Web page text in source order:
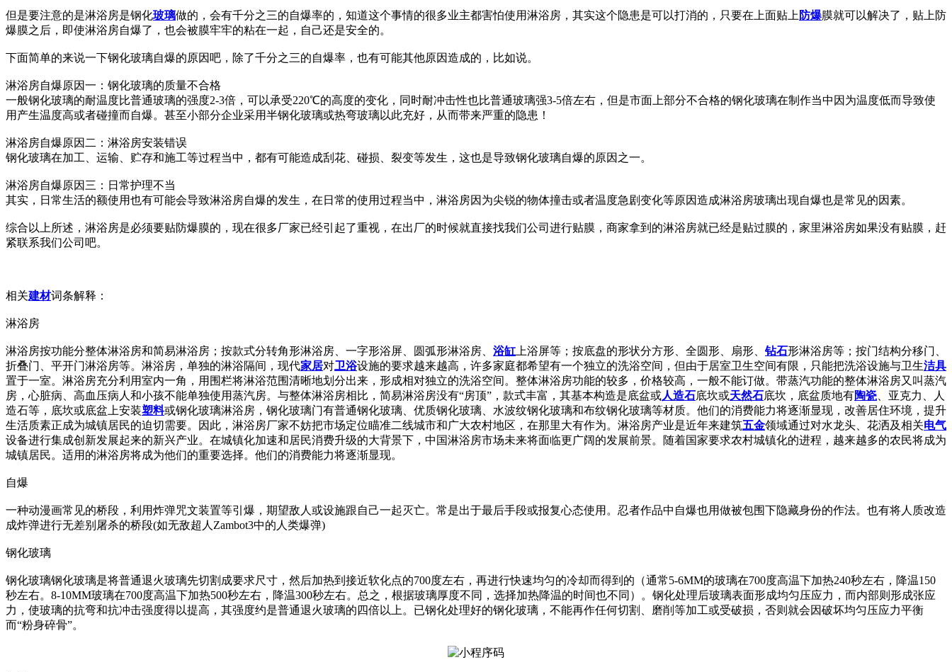
但是要注意的是淋浴房是钢化玻璃做的，会有千分之三的自爆率的，知道这个事情的很多业主都害怕使用淋浴房，其实这个隐患是可以打消的，只要在上面贴上 防爆膜就可以解决了，贴上防
爆膜之后，即使淋浴房自爆了，也会被膜牢牢的粘在一起，自己还是安全的。
下面简单的来说一下钢化玻璃自爆的原因吧，除了千分之三的自爆率，也有可能其他原因造成的，比如说。
淋浴房自爆原因一：钢化玻璃的质量不合格
一般钢化玻璃的耐温度比普通玻璃的强度2-3倍，可以承受220℃的高度的变化，同时耐冲击性也比普通玻璃强3-5倍左右，但是市面上部分不合格的钢化玻璃在制作当中因为温度低而导致使
用产生温度高或者碰撞而自爆。甚至小部分企业采用半钢化玻璃或热弯玻璃以此充好，从而带来严重的隐患！
淋浴房自爆原因二：淋浴房安装错误
钢化玻璃在加工、运输、贮存和施工等过程当中，都有可能造成刮花、碰损、裂变等发生，这也是导致钢化玻璃自爆的原因之一。
淋浴房自爆原因三：日常护理不当
其实，日常生活的额使用也有可能会导致淋浴房自爆的发生，在日常的使用过程当中，淋浴房因为尖锐的物体撞击或者温度急剧变化等原因造成淋浴房玻璃出现自爆也是常见的因素。
综合以上所述，淋浴房是必须要贴防爆膜的，现在很多厂家已经引起了重视，在出厂的时候就直接找我们公司进行贴膜，商家拿到的淋浴房就已经是贴过膜的，家里淋浴房如果没有贴膜，赶
紧联系我们公司吧。
相关建材词条解释：
淋浴房
淋浴房按功能分整体淋浴房和简易淋浴房；按款式分转角形淋浴房、一字形浴屏、圆弧形淋浴房、 浴缸 上浴屏等；按底盘的形状分方形、全圆形、扇形、钻石形淋浴房等；按门结构分移门、
折叠门、平开门淋浴房等。淋浴房，单独的淋浴隔间，现代家居对卫浴设施的要求越来越高，许多家庭都希望有一个独立的洗浴空间，但由于居室卫生空间有限，只能把洗浴设施与卫生洁具
置于一室。淋浴房充分利用室内一角，用围栏将淋浴范围清晰地划分出来，形成相对独立的洗浴空间。整体淋浴房功能的较多，价格较高，一般不能订做。带蒸汽功能的整体淋浴房又叫蒸汽
房，心脏病、高血压病人和小孩不能单独使用蒸汽房。与整体淋浴房相比，简易淋浴房没有“房顶”，款式丰富，其基本构造是底盆或人造石底坎或天然石底坎，底盆质地有陶瓷 、亚克力、人
造石等，底坎或底盆上安装塑料或钢化玻璃淋浴房，钢化玻璃门有普通钢化玻璃、优质钢化玻璃、水波纹钢化玻璃和布纹钢化玻璃等材质。他们的消费能力将逐渐显现，改善居住环境，提升
生活质素正成为城镇居民的迫切需要。因此，淋浴房厂家不妨把市场定位瞄准二线城市和广大农村地区，在那里大有作为。淋浴房产业是近年来建筑五金领域通过对水龙头、花洒及相关电气
设备进行集成创新发展起来的新兴产业。在城镇化加速和居民消费升级的大背景下，中国淋浴房市场未来将面临更广阔的发展前景。随着国家要求农村城镇化的进程，越来越多的农民将成为
城镇居民。适用的淋浴房将成为他们的重要选择。他们的消费能力将逐渐显现。
自爆
一种动漫画常见的桥段，利用炸弹咒文装置等引爆，期望敌人或设施跟自己一起灭亡。常是出于最后手段或报复心态使用。忍者作品中自爆也用做被包围下隐藏身份的作法。也有将人质改造
成炸弹进行无差别屠杀的桥段(如无敌超人Zambot3中的人类爆弹)
钢化玻璃
钢化玻璃钢化玻璃是将普通退火玻璃先切割成要求尺寸，然后加热到接近软化点的700度左右，再进行快速均匀的冷却而得到的（通常5-6MM的玻璃在700度高温下加热240秒左右，降温150
秒左右。8-10MM玻璃在700度高温下加热500秒左右，降温300秒左右。总之，根据玻璃厚度不同，选择加热降温的时间也不同）。钢化处理后玻璃表面形成均匀压应力，而内部则形成张应
力，使玻璃的抗弯和抗冲击强度得以提高，其强度约是普通退火玻璃的四倍以上。已钢化处理好的钢化玻璃，不能再作任何切割、磨削等加工或受破损，否则就会因破坏均匀压应力平衡
而“粉身碎骨”。